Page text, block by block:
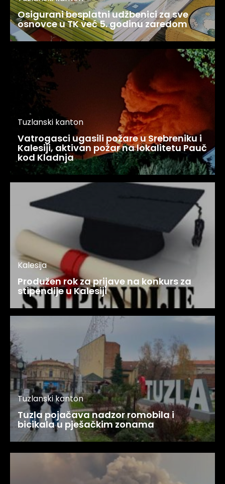
Osigurani besplatni udžbenici za sve
osnovce u TK već 5. godinu zaredom
Tuzlanski kanton
Vatrogasci ugasili požare u Srebreniku i
Kalesiji, aktivan požar na lokalitetu Pauč
kod Kladnja
Kalesija
Produžen rok za prijave na konkurs za
stipendije u Kalesiji
Tuzlanski kanton
Tuzla pojačava nadzor romobila i
bicikala u pješačkim zonama